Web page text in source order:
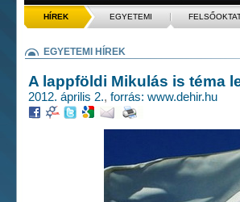
HÍREK EGYETEMI
EGYETEMI HÍREK
A lappföldi Mikulás is téma
2012. április 2., forrás: www.dehir.hu